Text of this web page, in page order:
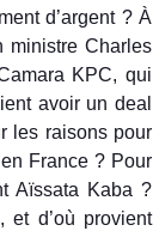
d’argent ? À
ministre Charles
KPC, qui
avoir un deal
les raisons pour
France ? Pour
Aïssata Kaba ?
et d’où provient